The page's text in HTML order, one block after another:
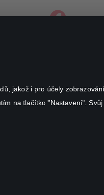
jakož i pro účely
na tlačítko "Nastavení".
facebook
Canal+ Luxembourg S. à